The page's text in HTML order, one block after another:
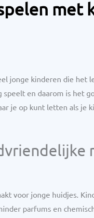
met
jonge kinderen die het
en daarom is het
je op kunt letten als je
voor jonge huidjes.
parfums en